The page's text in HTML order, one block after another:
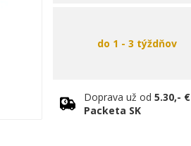
do 1 - 3 týždňov
Doprava už od5.30,- €
Packeta SK